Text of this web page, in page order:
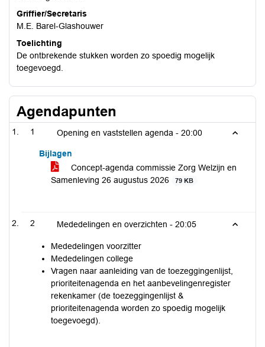
Griffier/Secretaris
M.E. Barel-Glashouwer
Toelichting
De ontbrekende stukken worden zo spoedig mogelijk
toegevoegd.
Agendapunten
1 Opening en vaststellen agenda - 20:00
Bijlagen
Concept-agenda commissie Zorg Welzijn en
Samenleving 26 augustus 2026
79 KB
2 Mededelingen en overzichten - 20:05
Mededelingen voorzitter
Mededelingen college
Vragen naar aanleiding van de toezeggingenlijst,
prioriteitenagenda en het aanbevelingenregister
rekenkamer (de toezeggingenlijst &
prioriteitenagenda worden zo spoedig mogelijk
toegevoegd).